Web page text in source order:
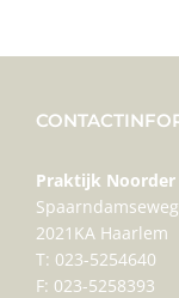
Praktijk Noorder
2021KA Haarlem
T: 023-5254640
F: 023-5258393